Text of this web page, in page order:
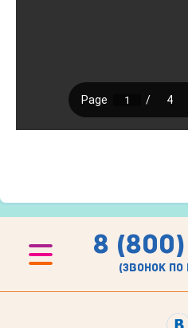
8
(звонок